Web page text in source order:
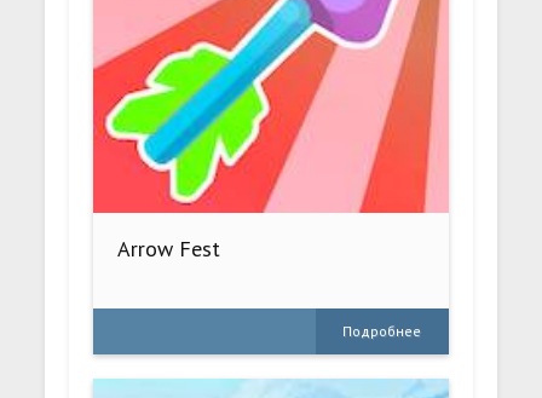
Arrow Fest
Подробнее